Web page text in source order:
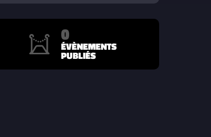
0
ÉVÈNEMENTS
PUBLIÉS